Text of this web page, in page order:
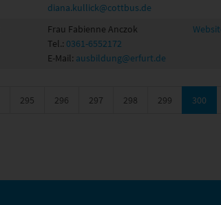
diana.kullick@cottbus.de
Frau Fabienne Anczok
Tel.: 0361-6552172
E-Mail: ausbildung@erfurt.de
295 296 297 298 299 300